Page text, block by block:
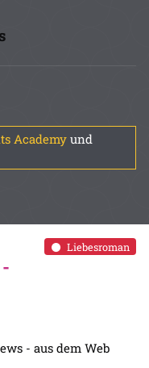
Academy und
Liebesroman
- aus dem Web